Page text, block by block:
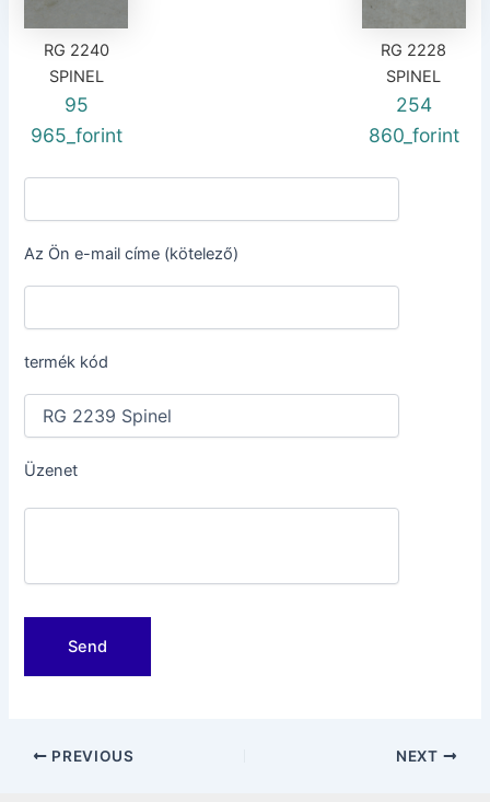
RG 2240
SPINEL
95
965_forint
RG 2228
SPINEL
254
860_forint
Az Ön e-mail címe (kötelező)
termék kód
Üzenet
Post
PREVIOUS NEXT